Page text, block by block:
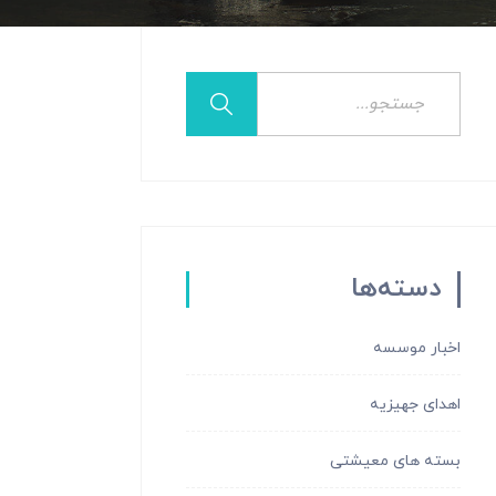
دسته‌ها
اخبار موسسه
اهدای جهیزیه
بسته های معیشتی